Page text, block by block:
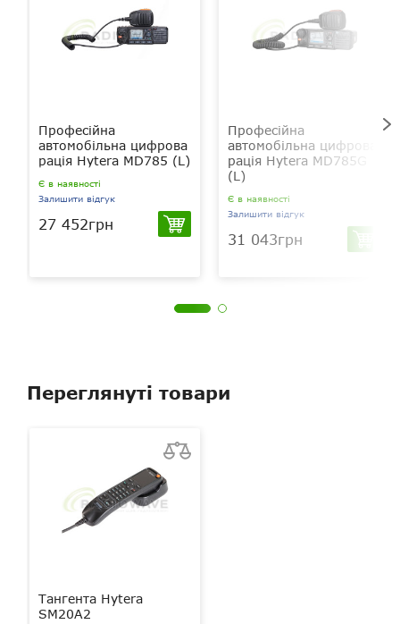
Професійна
автомобільна цифрова
рація Hytera MD785 (L)
Є в наявності
Залишити відгук
27 452грн
Професійна
автомобільна цифрова
рація Hytera MD785G
(L)
Є в наявності
Залишити відгук
31 043грн
Переглянуті товари
Тангента Hytera
SM20A2